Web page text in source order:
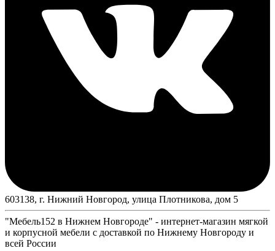
603138, г. Нижний Новгород, улица Плотникова, дом 5
"Мебель152 в Нижнем Новгороде" - интернет-магазин мягкой
и корпусной мебели с доставкой по Нижнему Новгороду и
всей России